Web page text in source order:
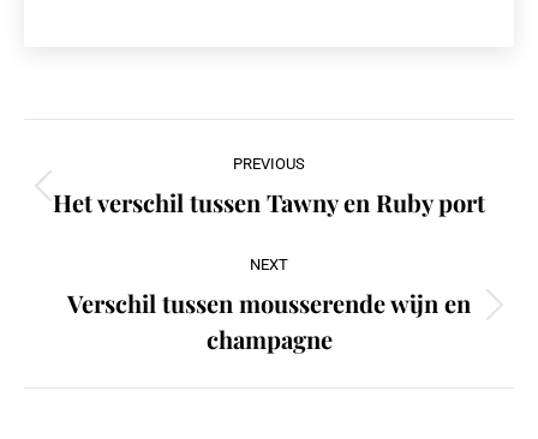
navigation
PREVIOUS
Previous
Het verschil tussen Tawny en Ruby port
NEXT
Next
post:
Verschil tussen mousserende wijn en
champagne